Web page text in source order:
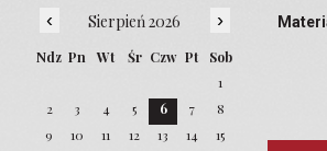
‹ Sierpień 2026 ›
Ndz Pn Wt Śr Czw Pt
Sob
1
2
3 4 5 6 7
8
9
10 11 12 13 14
15